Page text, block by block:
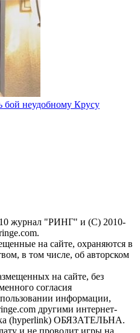
бой неудобному Крусу
журнал "РИНГ" и (С) 2010-
на сайте, охраняются в
в том числе, об авторском
на сайте, без
согласия
информации,
другими интернет-
(hyperlink) ОБЯЗАТЕЛЬНА.
и не проводит игры на